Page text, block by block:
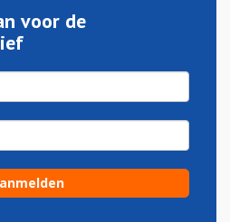
voor de